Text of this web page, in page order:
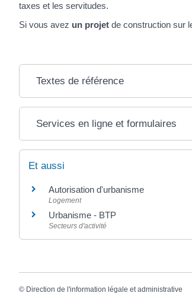
taxes et les servitudes.
Si vous avez un projet de construction sur
Textes de référence
Services en ligne et formulaires
Et aussi
Autorisation d'urbanisme
Logement
Urbanisme - BTP
Secteurs d'activité
© Direction de l'information légale et administrative